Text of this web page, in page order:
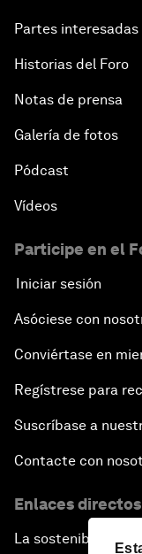
Partes interesadas
Historias del Foro
Notas de prensa
Galería de fotos
Pódcast
Vídeos
Participe en el
Iniciar sesión
Asóciese con
Conviértase en
Regístrese para
Suscríbase a
Contacte con
Enlaces directos
La sostenibilidad en